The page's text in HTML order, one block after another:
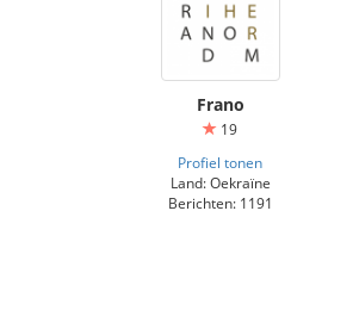
Frano
19
Profiel tonen
Land: Oekraïne
Berichten: 1191